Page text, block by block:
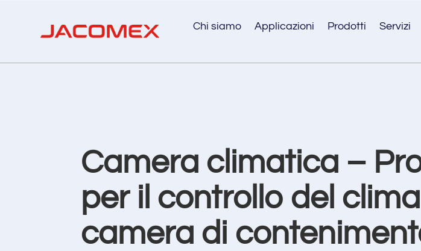
Chi siamo Applicazioni Prodotti Servizi
Camera climatica –
per il controllo del
camera di